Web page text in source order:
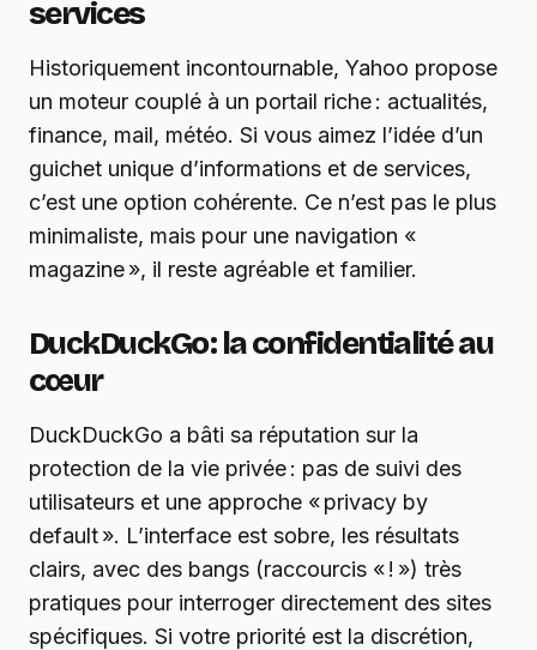
services
Historiquement incontournable, Yahoo propose
un moteur couplé à un portail riche : actualités,
finance, mail, météo. Si vous aimez l’idée d’un
guichet unique d’informations et de services,
c’est une option cohérente. Ce n’est pas le plus
minimaliste, mais pour une navigation «
magazine », il reste agréable et familier.
DuckDuckGo : la confidentialité au
cœur
DuckDuckGo a bâti sa réputation sur la
protection de la vie privée : pas de suivi des
utilisateurs et une approche « privacy by
default ». L’interface est sobre, les résultats
clairs, avec des bangs (raccourcis « ! ») très
pratiques pour interroger directement des sites
spécifiques. Si votre priorité est la discrétion,